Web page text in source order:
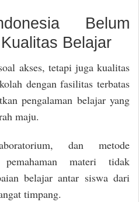
Belum
Belajar
akses, tetapi juga kualitas
dengan fasilitas terbatas
pengalaman belajar yang
maju.
dan metode
pemahaman materi tidak
belajar antar siswa dari
timpang.